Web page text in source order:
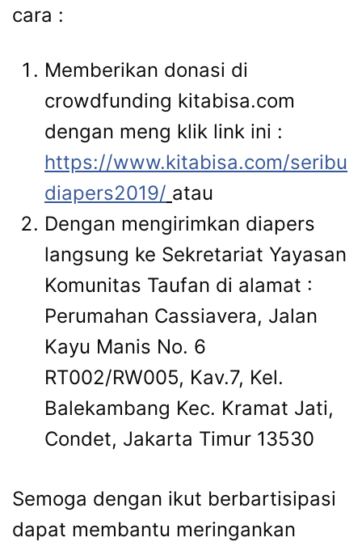
cara :
Memberikan donasi di
crowdfunding kitabisa.com
dengan meng klik link ini :
https://www.kitabisa.com/seribu
diapers2019/ atau
Dengan mengirimkan diapers
langsung ke Sekretariat Yayasan
Komunitas Taufan di alamat :
Perumahan Cassiavera, Jalan
Kayu Manis No. 6
RT002/RW005, Kav.7, Kel.
Balekambang Kec. Kramat Jati,
Condet, Jakarta Timur 13530
Semoga dengan ikut berbartisipasi
dapat membantu meringankan